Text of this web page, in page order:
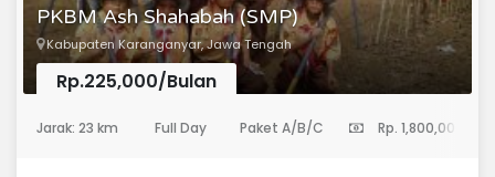
PKBM Ash Shahabah (SMP)
Kabupaten Karanganyar, Jawa Tengah
Rp.225,000/Bulan
Jarak: 23 km Full Day Paket A/B/C Rp. 1,800,000